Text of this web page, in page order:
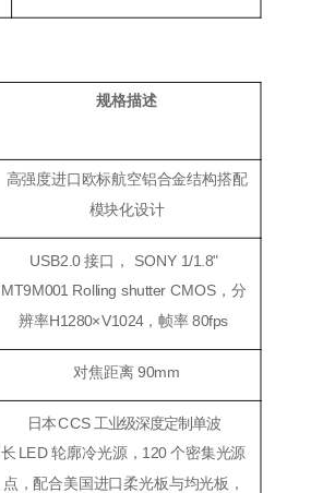
规格描述
高强度进口欧标航空铝合金结构搭配
模块化设计
USB2.0 接口， SONY 1/1.8"
MT9M001 Rolling shutter CMOS，分
辨率H1280×V1024，帧率 80fps
对焦距离 90mm
日本CCS 工业级深度定制单波
长 LED 轮廓冷光源， 120 个密集光源
点，配合美国进口柔光板与均光板，